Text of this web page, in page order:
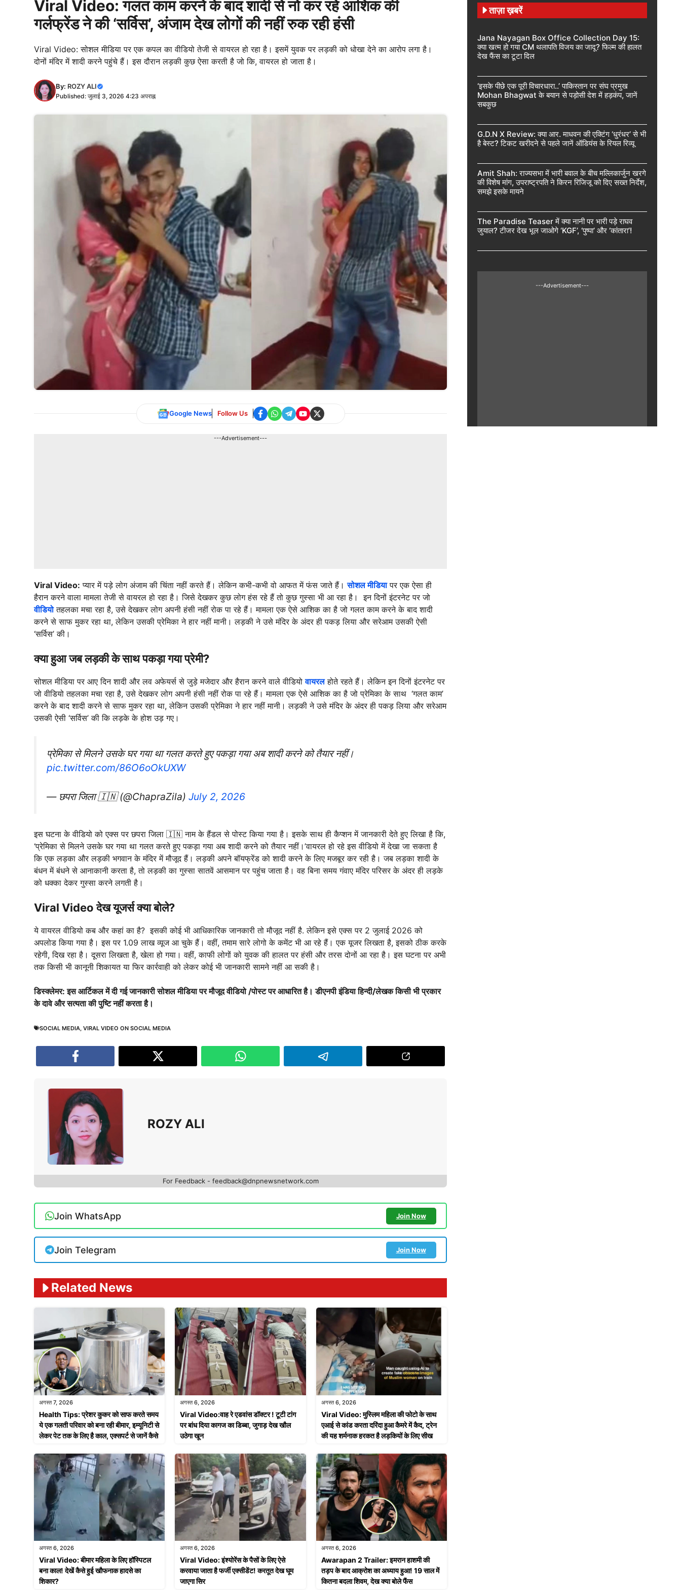
Viral Video: गलत काम करने के बाद शादी से नो कर रहे आशिक की
गर्लफ्रेंड ने की ‘सर्विस’, अंजाम देख लोगों की नहीं रुक रही हंसी
Viral Video: सोशल मीडिया पर एक कपल का वीडियो तेजी से वायरल हो रहा है। इसमें युवक पर लड़की को धोखा देने का आरोप लगा है।
दोनों मंदिर में शादी करने पहुंचे हैं। इस दौरान लड़की कुछ ऐसा करती है जो कि, वायरल हो जाता है।
By: ROZY ALI
Published: जुलाई 3, 2026 4:23 अपराह्न
Google News Follow Us
---Advertisement---
Viral Video: प्यार में पड़े लोग अंजाम की चिंता नहीं करते हैं। लेकिन कभी-कभी वो आफत में फंस जाते हैं।सोशल मीडियापर एक ऐसा ही
हैरान करने वाला मामला तेजी से वायरल हो रहा है। जिसे देखकर कुछ लोग हंस रहे हैं तो कुछ गुस्सा भी आ रहा है। इन दिनों इंटरनेट पर जो
वीडियोतहलका मचा रहा है, उसे देखकर लोग अपनी हंसी नहीं रोक पा रहे हैं। मामला एक ऐसे आशिक का है जो गलत काम करने के बाद शादी
करने से साफ मुकर रहा था, लेकिन उसकी प्रेमिका ने हार नहीं मानी। लड़की ने उसे मंदिर के अंदर ही पकड़ लिया और सरेआम उसकी ऐसी
‘सर्विस’ की।
क्या हुआ जब लड़की के साथ पकड़ा गया प्रेमी?
सोशल मीडिया पर आए दिन शादी और लव अफेयर्स से जुड़े मजेदार और हैरान करने वाले वीडियोवायरलहोते रहते हैं। लेकिन इन दिनों इंटरनेट पर
जो वीडियो तहलका मचा रहा है, उसे देखकर लोग अपनी हंसी नहीं रोक पा रहे हैं। मामला एक ऐसे आशिक का है जो प्रेमिका के साथ ‘गलत काम’
करने के बाद शादी करने से साफ मुकर रहा था, लेकिन उसकी प्रेमिका ने हार नहीं मानी। लड़की ने उसे मंदिर के अंदर ही पकड़ लिया और सरेआम
उसकी ऐसी ‘सर्विस’ की कि लड़के के होश उड़ गए।
प्रेमिका से मिलने उसके घर गया था गलत करते हुए पकड़ा गया अब शादी करने को तैयार नहीं।
pic.twitter.com/86O6oOkUXW
— छपरा जिला 🇮🇳 (@ChapraZila) July 2, 2026
इस घटना के वीडियो को एक्स पर छपरा जिला 🇮🇳 नाम के हैंडल से पोस्ट किया गया है। इसके साथ ही कैप्शन में जानकारी देते हुए लिखा है कि,
‘प्रेमिका से मिलने उसके घर गया था गलत करते हुए पकड़ा गया अब शादी करने को तैयार नहीं।’वायरल हो रहे इस वीडियो में देखा जा सकता है
कि एक लड़का और लड़की भगवान के मंदिर में मौजूद हैं। लड़की अपने बॉयफ्रेंड को शादी करने के लिए मजबूर कर रही है। जब लड़का शादी के
बंधन में बंधने से आनाकानी करता है, तो लड़की का गुस्सा सातवें आसमान पर पहुंच जाता है। वह बिना समय गंवाए मंदिर परिसर के अंदर ही लड़के
को धक्का देकर गुस्सा करने लगती है।
Viral Video देख यूजर्स क्या बोले?
ये वायरल वीडियो कब और कहां का है? इसकी कोई भी आधिकारिक जानकारी तो मौजूद नहीं है. लेकिन इसे एक्स पर 2 जुलाई 2026 को
अपलोड किया गया है। इस पर 1.09 लाख व्यूज आ चुके हैं। वहीं, तमाम सारे लोगो के कमेंट भी आ रहे हैं। एक यूजर लिखता है, इसको ठीक करके
रहेगी, दिख रहा है। दूसरा लिखता है, खेला हो गया। वहीं, काफी लोगों को युवक की हालत पर हंसी और तरस दोनों आ रहा है। इस घटना पर अभी
तक किसी भी कानूनी शिकायत या फिर कार्रवाही को लेकर कोई भी जानकारी सामने नहीं आ सकी है।
डिस्क्लेमर: इस आर्टिकल में दी गई जानकारी सोशल मीडिया पर मौजूद वीडियो /पोस्ट पर आधारित है। डीएनपी इंडिया हिन्दी/लेखक किसी भी प्रकार
के दावे और सत्यता की पुष्टि नहीं करता है।
SOCIAL MEDIA, VIRAL VIDEO ON SOCIAL MEDIA
ROZY ALI
For Feedback - feedback@dnpnewsnetwork.com
Join WhatsApp Join Now
Join Telegram Join Now
Related News
अगस्त 7, 2026
Health Tips: प्रेशर कुकर को साफ करते समय
ये एक गलती परिवार को बना रही बीमार, इम्यूनिटी से
लेकर पेट तक के लिए है काल, एक्सपर्ट से जानें कैसे
अगस्त 6, 2026
Viral Video:वाह रे एडवांस डॉक्टर ! टूटी टांग
पर बांध दिया कागज का डिब्बा, जुगाड़ देख खौल
उठेगा खून
अगस्त 6, 2026
Viral Video: मुस्लिम महिला की फोटो के साथ
एआई से कांड करता दरिंदा हुआ कैमरे में कैद, ट्रेन
की यह शर्मनाक हरकत है लड़कियों के लिए सीख
अगस्त 6, 2026
Viral Video: बीमार महिला के लिए हॉस्पिटल
बना काल! देखें कैसे हुई खौफनाक हादसे का
शिकार?
अगस्त 6, 2026
Viral Video: इंश्योरेंस के पैसों के लिए ऐसे
करवाया जाता है फर्जी एक्सीडेंट! करतूत देख घूम
जाएगा सिर
अगस्त 6, 2026
Awarapan 2 Trailer: इमरान हाशमी की
तड़प के बाद आक्रोश का अध्याय हुआ! 19 साल में
कितना बदला शिवम, देख क्या बोले फैंस
ताज़ा ख़बरें
Jana Nayagan Box Office Collection Day 15:
क्या खत्म हो गया CM थलापति विजय का जादू? फिल्म की हालत
देख फैंस का टूटा दिल
‘इसके पीछे एक पूरी विचारधारा..’ पाकिस्तान पर संघ प्रमुख
Mohan Bhagwat के बयान से पड़ोसी देश में हड़कंप, जानें
सबकुछ
G.D.N X Review: क्या आर. माधवन की एक्टिंग ‘धुरंधर’ से भी
है बेस्ट? टिकट खरीदने से पहले जानें ऑडियंस के रियल रिव्यू
Amit Shah: राज्यसभा में भारी बवाल के बीच मल्लिकार्जुन खरगे
की विशेष मांग, उपराष्ट्रपति ने किरन रिजिजू को दिए सख्त निर्देश,
समझे इसके मायने
The Paradise Teaser में क्या नानी पर भारी पड़े राघव
जुयाल? टीजर देख भूल जाओगे ‘KGF’, ‘पुष्पा’ और ‘कांतारा’!
---Advertisement---